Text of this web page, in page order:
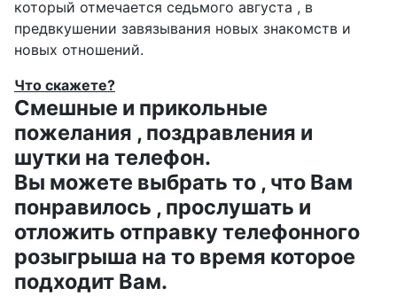
который отмечается седьмого августа , в
предвкушении завязывания новых знакомств и
новых отношений.
Что скажете?
Смешные и прикольные
пожелания , поздравления и
шутки на телефон.
Вы можете выбрать то , что Вам
понравилось , прослушать и
отложить отправку телефонного
розыгрыша на то время которое
подходит Вам.